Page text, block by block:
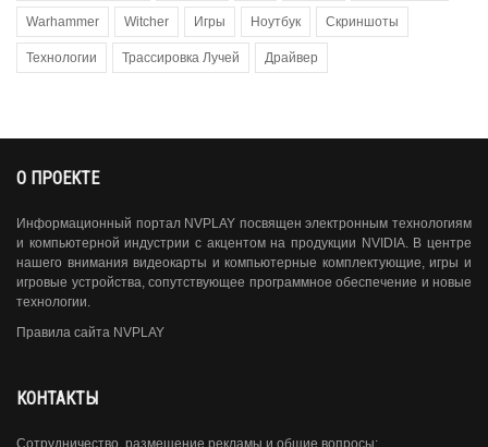
Warhammer Witcher Игры Ноутбук Скриншоты
Технологии Трассировка Лучей Драйвер
О ПРОЕКТЕ
Информационный портал NVPLAY посвящен электронным технологиям
и компьютерной индустрии с акцентом на продукции NVIDIA. В центре
нашего внимания видеокарты и компьютерные комплектующие, игры и
игровые устройства, сопутствующее программное обеспечение и новые
технологии.
Правила сайта NVPLAY
КОНТАКТЫ